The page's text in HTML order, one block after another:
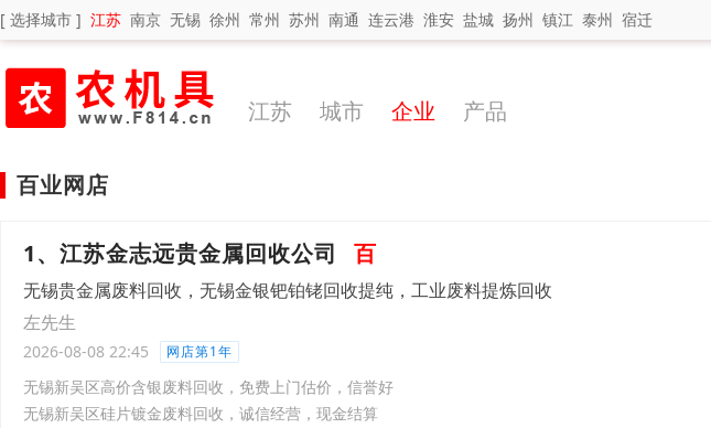
[ 选择城市 ] 江苏 南京 无锡 徐州 常州 苏州 南通 连云港 淮安 盐城 扬州 镇江 泰州 宿迁
江苏 城市 企业 产品
百业网店
1、江苏金志远贵金属回收公司 百
无锡贵金属废料回收，无锡金银钯铂铑回收提纯，工业废料提炼回收
左先生
2026-08-08 22:45 网店第1年
无锡新吴区高价含银废料回收，免费上门估价，信誉好
无锡新吴区硅片镀金废料回收，诚信经营，现金结算